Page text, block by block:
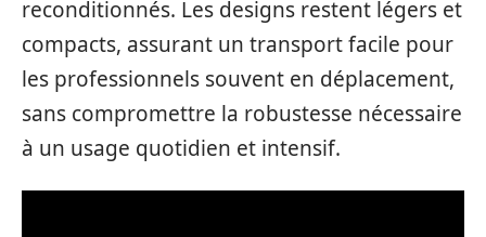
reconditionnés. Les designs restent légers et
compacts, assurant un transport facile pour
les professionnels souvent en déplacement,
sans compromettre la robustesse nécessaire
à un usage quotidien et intensif.